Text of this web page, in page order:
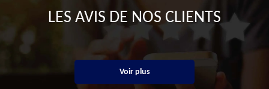
LES AVIS DE NOS CLIENTS
Voir plus